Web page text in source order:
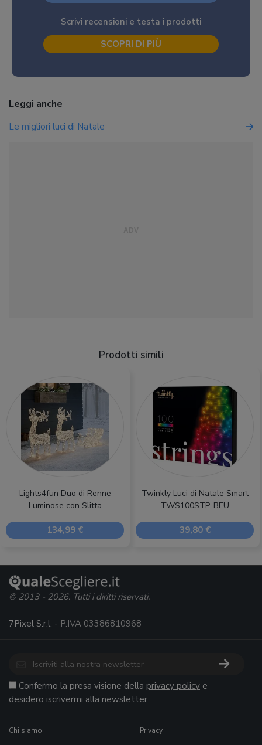
Scrivi recensioni e testa i prodotti
SCOPRI DI PIÙ
Leggi anche
Le migliori luci di Natale
Prodotti simili
Lights4fun Duo di Renne
Luminose con Slitta
134,99 €
Twinkly Luci di Natale Smart
TWS100STP-BEU
39,80 €
© 2013 - 2026. Tutti i diritti riservati.
7Pixel S.r.l. - P.IVA 03386810968
Confermo la presa visione della privacy policy e
desidero iscrivermi alla newsletter
Chi siamo Privacy